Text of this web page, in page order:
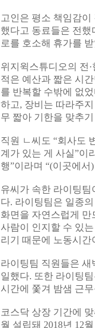
고인은 평소 책임감
했다고 동료들은 전
로를 호소해 휴가를
위지윅스튜디오의 전
적은 예산과 짧은 시
를 반복할 수밖에 없
하고, 장비는 따라주
무 짧아 기한을 맞추
직원 ㄴ씨도 “회사도
계가 있는 게 사실”이
행”이라며 “(이곳에
유씨가 속한 라이팅
다. 라이팅팀은 일종
화면을 자연스럽게
사람이 인지할 수 있
리기 때문에 노동시
라이팅팀 직원들은
일했다. 또한 라이팅
시간에 쫓겨 밤샘 근
코스닥 상장 기간에
월 설립돼 2018년 12